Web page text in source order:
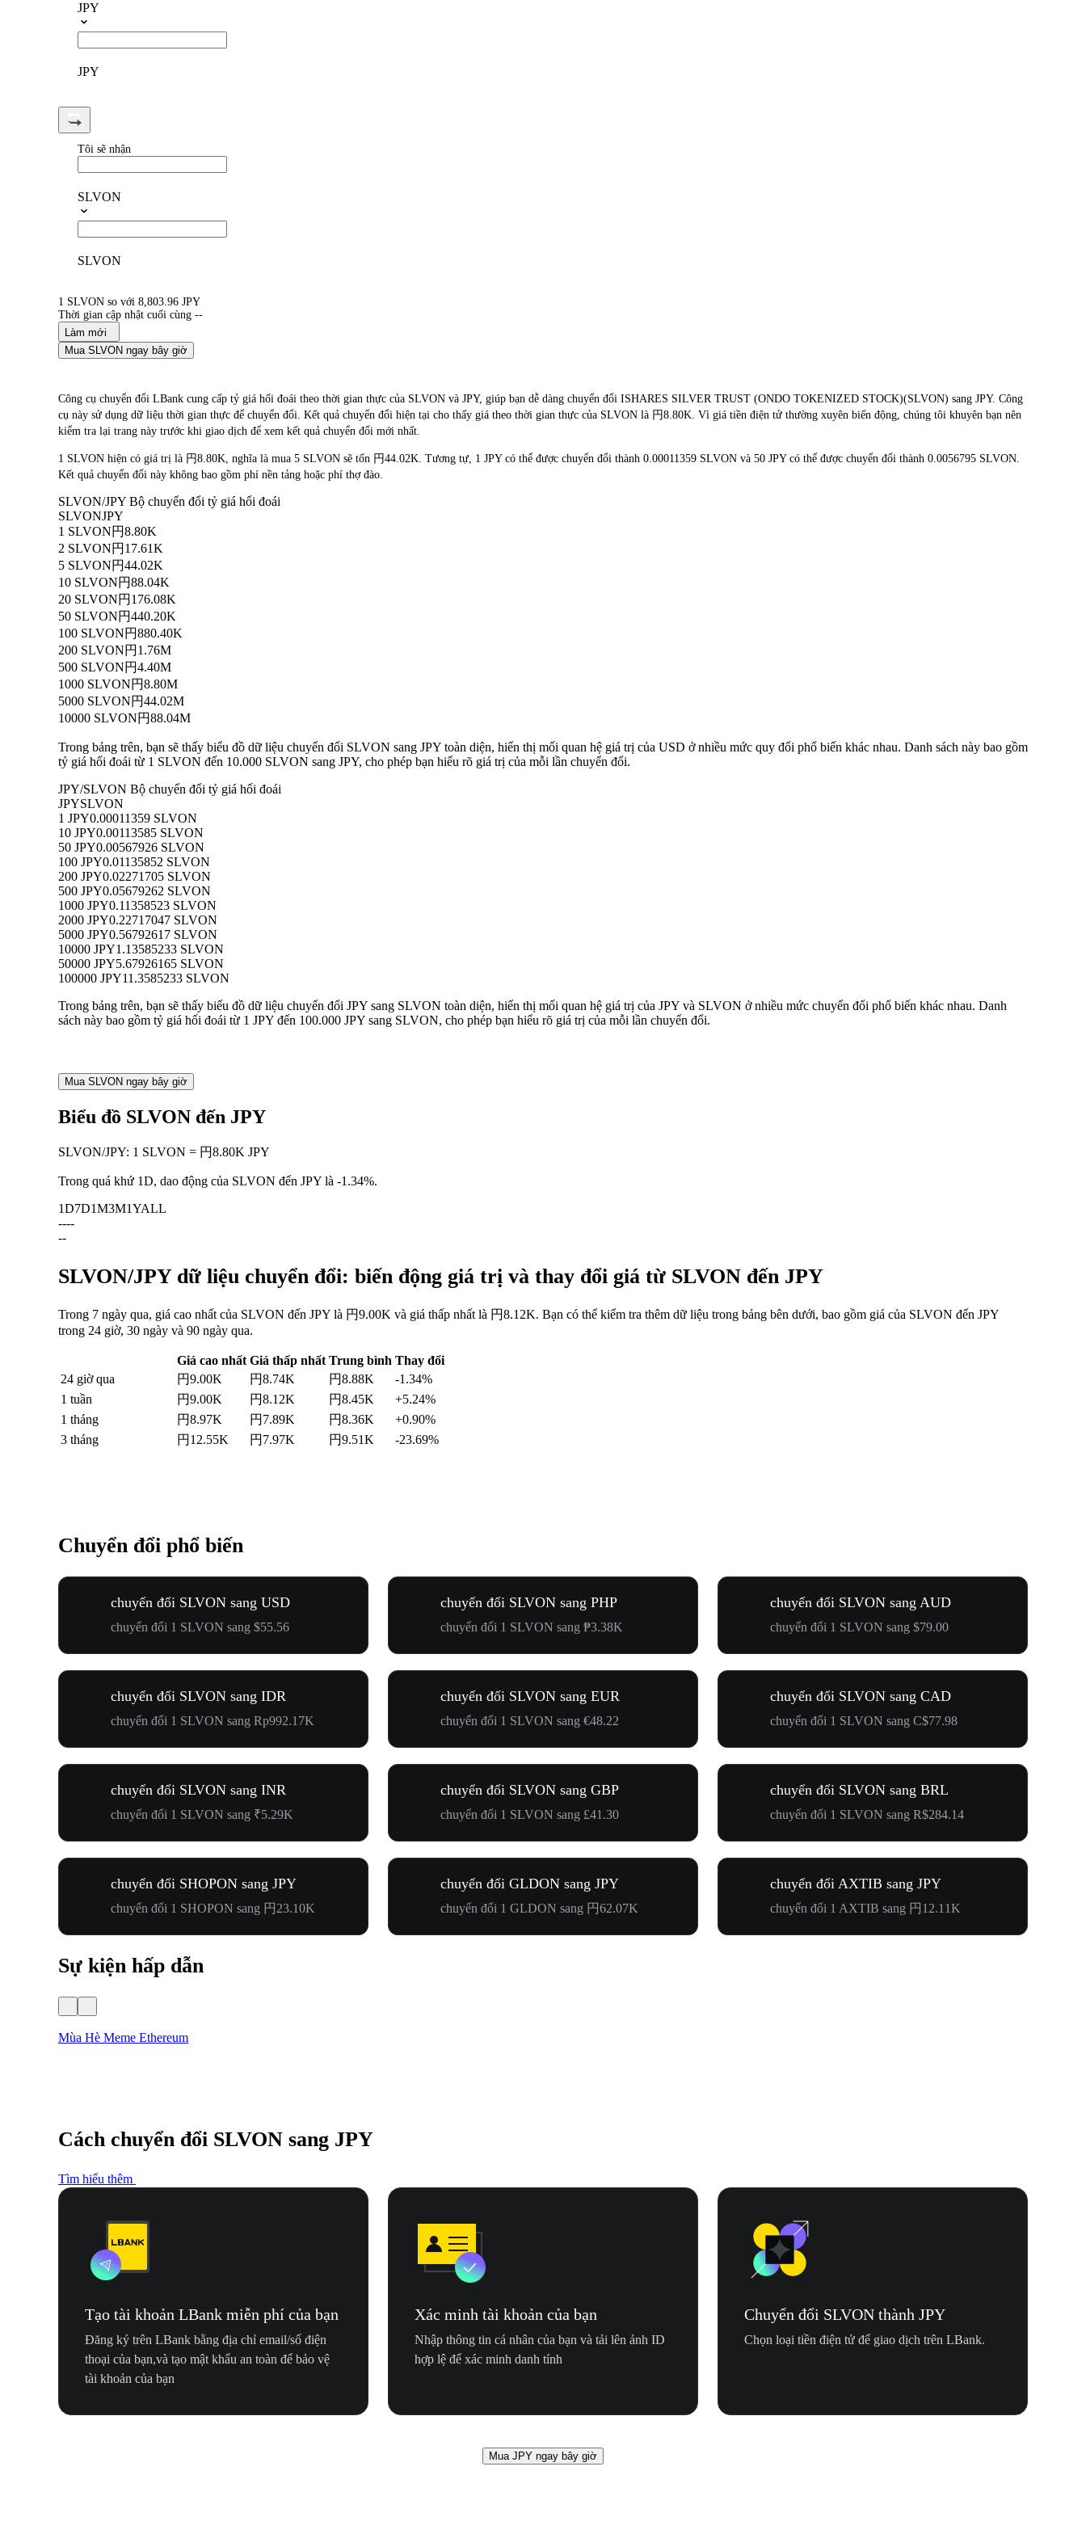
JPY
JPY
Tôi sẽ nhận
SLVON
SLVON
1 SLVON so với 8,803.96 JPY
Thời gian cập nhật cuối cùng --
Làm mới
Mua SLVON ngay bây giờ
Công cụ chuyển đổi LBank cung cấp tỷ giá hối đoái theo thời gian thực của SLVON và JPY, giúp bạn dễ dàng chuyển đổi ISHARES SILVER TRUST (ONDO TOKENIZED STOCK)(SLVON) sang JPY. Công
cụ này sử dụng dữ liệu thời gian thực để chuyển đổi. Kết quả chuyển đổi hiện tại cho thấy giá theo thời gian thực của SLVON là 円8.80K. Vì giá tiền điện tử thường xuyên biến động, chúng tôi khuyên bạn nên
kiểm tra lại trang này trước khi giao dịch để xem kết quả chuyển đổi mới nhất.
1 SLVON hiện có giá trị là 円8.80K, nghĩa là mua 5 SLVON sẽ tốn 円44.02K. Tương tự, 1 JPY có thể được chuyển đổi thành 0.00011359 SLVON và 50 JPY có thể được chuyển đổi thành 0.0056795 SLVON.
Kết quả chuyển đổi này không bao gồm phí nền tảng hoặc phí thợ đào.
SLVON/JPY Bộ chuyển đổi tỷ giá hối đoái
SLVONJPY
1 SLVON円8.80K
2 SLVON円17.61K
5 SLVON円44.02K
10 SLVON円88.04K
20 SLVON円176.08K
50 SLVON円440.20K
100 SLVON円880.40K
200 SLVON円1.76M
500 SLVON円4.40M
1000 SLVON円8.80M
5000 SLVON円44.02M
10000 SLVON円88.04M
Trong bảng trên, bạn sẽ thấy biểu đồ dữ liệu chuyển đổi SLVON sang JPY toàn diện, hiển thị mối quan hệ giá trị của USD ở nhiều mức quy đổi phổ biến khác nhau. Danh sách này bao gồm
tỷ giá hối đoái từ 1 SLVON đến 10.000 SLVON sang JPY, cho phép bạn hiểu rõ giá trị của mỗi lần chuyển đổi.
JPY/SLVON Bộ chuyển đổi tỷ giá hối đoái
JPYSLVON
1 JPY0.00011359 SLVON
10 JPY0.00113585 SLVON
50 JPY0.00567926 SLVON
100 JPY0.01135852 SLVON
200 JPY0.02271705 SLVON
500 JPY0.05679262 SLVON
1000 JPY0.11358523 SLVON
2000 JPY0.22717047 SLVON
5000 JPY0.56792617 SLVON
10000 JPY1.13585233 SLVON
50000 JPY5.67926165 SLVON
100000 JPY11.3585233 SLVON
Trong bảng trên, bạn sẽ thấy biểu đồ dữ liệu chuyển đổi JPY sang SLVON toàn diện, hiển thị mối quan hệ giá trị của JPY và SLVON ở nhiều mức chuyển đổi phổ biến khác nhau. Danh
sách này bao gồm tỷ giá hối đoái từ 1 JPY đến 100.000 JPY sang SLVON, cho phép bạn hiểu rõ giá trị của mỗi lần chuyển đổi.
Mua SLVON ngay bây giờ
Biểu đồ SLVON đến JPY
SLVON/JPY: 1 SLVON = 円8.80K JPY
Trong quá khứ 1D, dao động của SLVON đến JPY là -1.34%.
1D7D1M3M1YALL
----
--
SLVON/JPY dữ liệu chuyển đổi: biến động giá trị và thay đổi giá từ SLVON đến JPY
Trong 7 ngày qua, giá cao nhất của SLVON đến JPY là 円9.00K và giá thấp nhất là 円8.12K. Bạn có thể kiểm tra thêm dữ liệu trong bảng bên dưới, bao gồm giá của SLVON đến JPY
trong 24 giờ, 30 ngày và 90 ngày qua.
Giá cao nhất Giá thấp nhất Trung bình Thay đổi
24 giờ qua
円9.00K 円8.74K 円8.88K
-1.34%
1 tuần
円9.00K 円8.12K 円8.45K
+5.24%
1 tháng
円8.97K 円7.89K 円8.36K
+0.90%
3 tháng
円12.55K 円7.97K 円9.51K -23.69%
Chuyển đổi phổ biến
chuyển đổi SLVON sang USD
chuyển đổi 1 SLVON sang $55.56
chuyển đổi SLVON sang PHP
chuyển đổi 1 SLVON sang ₱3.38K
chuyển đổi SLVON sang AUD
chuyển đổi 1 SLVON sang $79.00
chuyển đổi SLVON sang IDR
chuyển đổi 1 SLVON sang Rp992.17K
chuyển đổi SLVON sang EUR
chuyển đổi 1 SLVON sang €48.22
chuyển đổi SLVON sang CAD
chuyển đổi 1 SLVON sang C$77.98
chuyển đổi SLVON sang INR
chuyển đổi 1 SLVON sang ₹5.29K
chuyển đổi SLVON sang GBP
chuyển đổi 1 SLVON sang £41.30
chuyển đổi SLVON sang BRL
chuyển đổi 1 SLVON sang R$284.14
chuyển đổi SHOPON sang JPY
chuyển đổi 1 SHOPON sang 円23.10K
chuyển đổi GLDON sang JPY
chuyển đổi 1 GLDON sang 円62.07K
chuyển đổi AXTIB sang JPY
chuyển đổi 1 AXTIB sang 円12.11K
Sự kiện hấp dẫn
Mùa Hè Meme Ethereum
Cách chuyển đổi SLVON sang JPY
Tìm hiểu thêm
Tạo tài khoản LBank miễn phí của bạn
Đăng ký trên LBank bằng địa chỉ email/số điện
thoại của bạn,và tạo mật khẩu an toàn để bảo vệ
tài khoản của bạn
Xác minh tài khoản của bạn
Nhập thông tin cá nhân của bạn và tải lên ảnh ID
hợp lệ để xác minh danh tính
Chuyển đổi SLVON thành JPY
Chọn loại tiền điện tử để giao dịch trên LBank.
Mua JPY ngay bây giờ